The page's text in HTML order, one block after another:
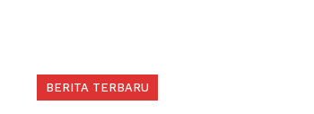
BERITA TERBARU